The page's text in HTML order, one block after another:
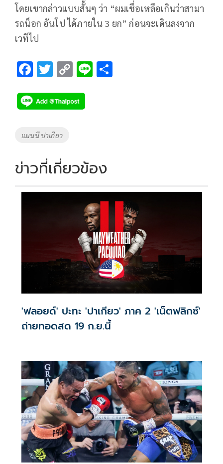
โดยเขากล่าวแบบสั้นๆ ว่า “ผมเชื่อเหลือเกินว่าสามา
รถน็อก อันโป ได้ภายใน 3 ยก” ก่อนจะเดินลงจาก
เวทีไป
F
e
b
o
k
T
tt
er
C
p
y
k
Li
Tags
แมนนี ปาเกียว
ข่าวที่เกี่ยวข้อง
'ฟลอยด์' ปะทะ 'ปาเกียว' ภาค 2 'เน็ตฟลิกซ์'
ถ่ายทอดสด 19 ก.ย.นี้